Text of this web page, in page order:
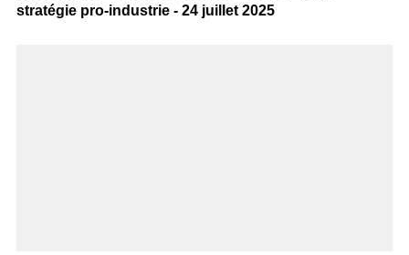
stratégie pro-industrie - 24 juillet 2025